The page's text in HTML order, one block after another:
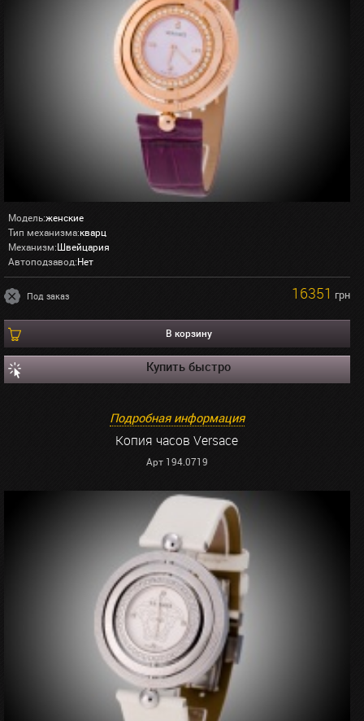
Модель:женские
Тип механизма:кварц
Механизм:Швейцария
Автоподзавод:Нет
Под заказ 16351 грн
В корзину
Купить быстро
Подробная информация
Копия часов Versace
Арт 194.0719